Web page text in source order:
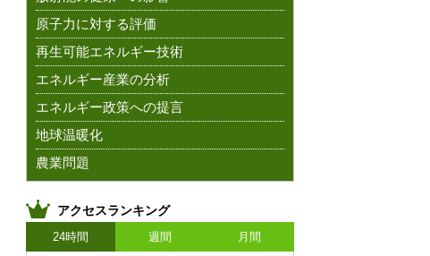
原子力に対する評価
再生可能エネルギー技術
エネルギー産業の分析
エネルギー政策への提言
地球温暖化
農業問題
アクセスランキング
24時間 週間 月間